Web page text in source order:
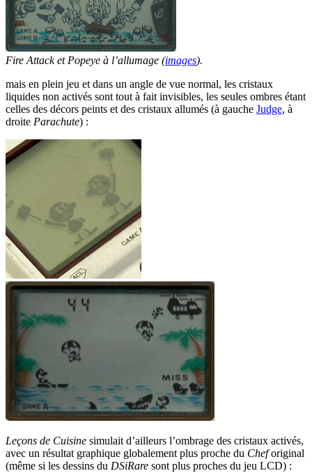
Fire Attack et Popeye à l’allumage (images).
mais en plein jeu et dans un angle de vue normal, les cristaux
liquides non activés sont tout à fait invisibles, les seules ombres étant
celles des décors peints et des cristaux allumés (à gauche Judge, à
droite Parachute) :
Leçons de Cuisine simulait d’ailleurs l’ombrage des cristaux activés,
avec un résultat graphique globalement plus proche du Cheforiginal
(même si les dessins du DSiRare sont plus proches du jeu LCD) :